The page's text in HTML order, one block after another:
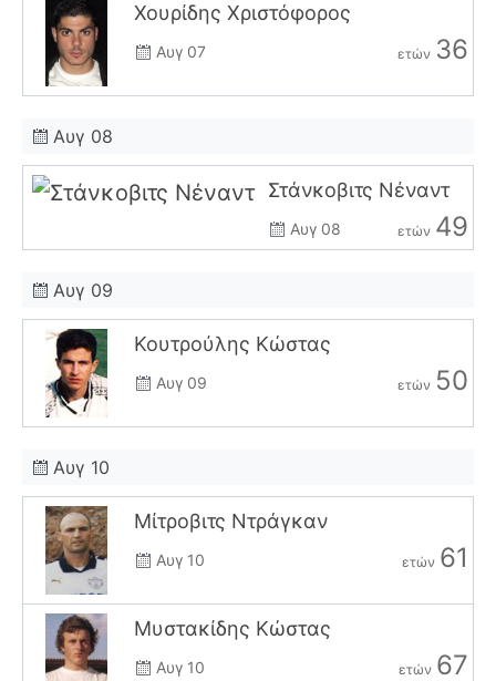
Χουρίδης Χριστόφορος
Αυγ 07 ετών 36
Αυγ 08
Στάνκοβιτς Νέναντ
Αυγ 08 ετών 49
Αυγ 09
Κουτρούλης Κώστας
Αυγ 09 ετών 50
Αυγ 10
Μίτροβιτς Ντράγκαν
Αυγ 10 ετών 61
Μυστακίδης Κώστας
Αυγ 10 ετών 67